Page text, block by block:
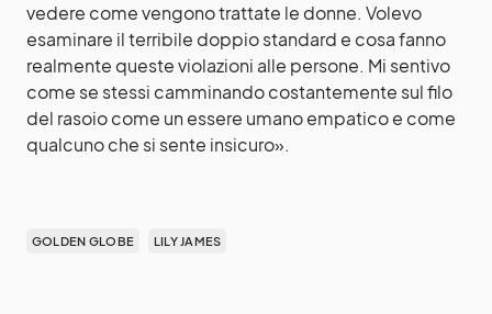
vedere come vengono trattate le donne. Volevo
esaminare il terribile doppio standard e cosa fanno
realmente queste violazioni alle persone. Mi sentivo
come se stessi camminando costantemente sul filo
del rasoio come un essere umano empatico e come
qualcuno che si sente insicuro».
GOLDEN GLOBE LILY JAMES